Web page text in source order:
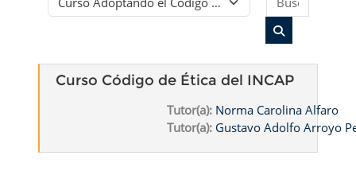
Categorías
Buscar cursos
Curso Código de Ética del INCAP
Tutor(a): Norma Carolina Alfaro
Tutor(a): Gustavo Adolfo Arroyo